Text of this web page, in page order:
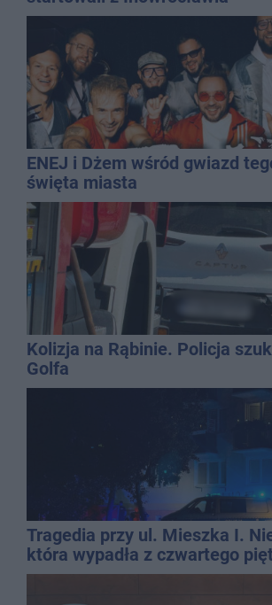
ENEJ i Dżem wśród gwiazd
święta miasta
Kolizja na Rąbinie. Policja
Golfa
Tragedia przy ul. Mieszka I.
która wypadła z czwartego